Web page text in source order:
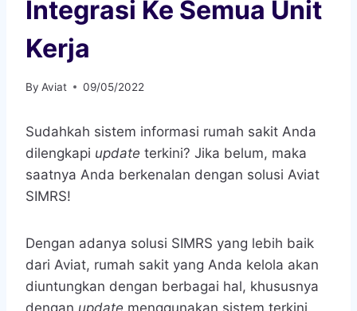
Integrasi Ke Semua Unit
Kerja
By Aviat 09/05/2022
Sudahkah sistem informasi rumah sakit Anda
dilengkapi update terkini? Jika belum, maka
saatnya Anda berkenalan dengan solusi Aviat
SIMRS!
Dengan adanya solusi SIMRS yang lebih baik
dari Aviat, rumah sakit yang Anda kelola akan
diuntungkan dengan berbagai hal, khususnya
dengan update menggunakan sistem terkini